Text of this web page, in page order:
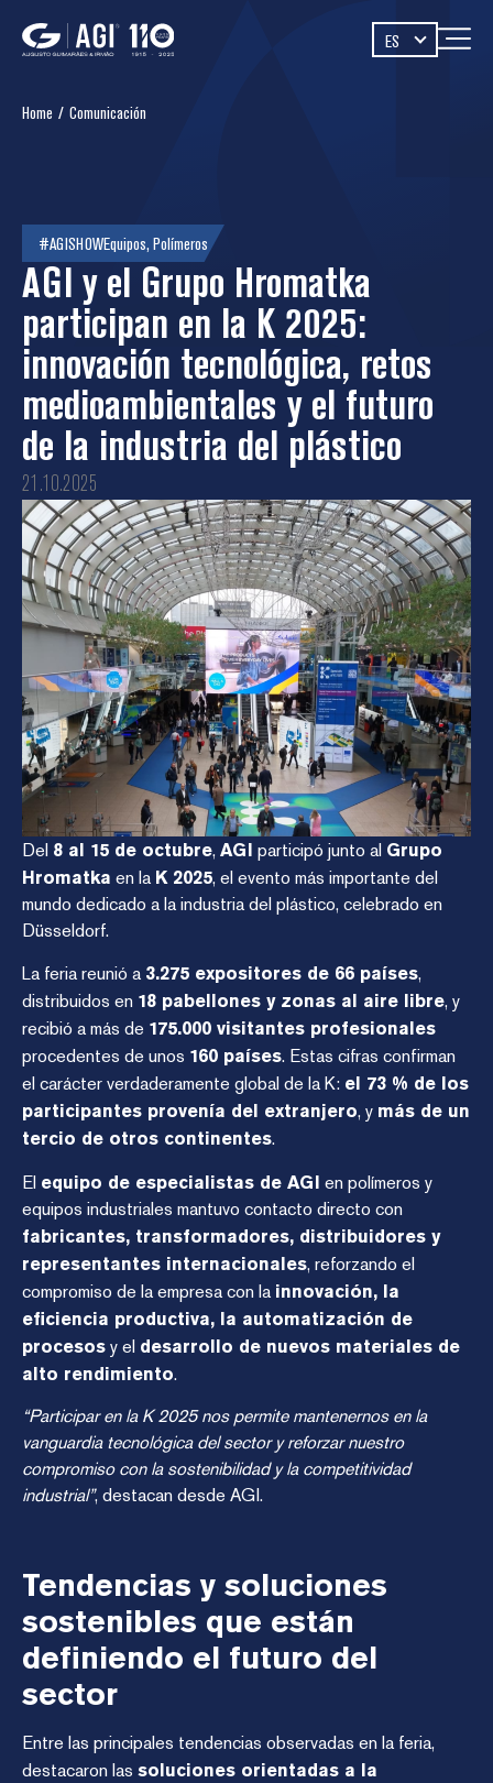
ES
Home / Comunicación
#AGISHOWEquipos, Polímeros
AGI y el Grupo Hromatka
participan en la K 2025:
innovación tecnológica, retos
medioambientales y el futuro
de la industria del plástico
21.10.2025
Del 8 al 15 de octubre, AGI participó junto al Grupo
Hromatka en la K 2025, el evento más importante del
mundo dedicado a la industria del plástico, celebrado en
Düsseldorf.
La feria reunió a 3.275 expositores de 66 países,
distribuidos en 18 pabellones y zonas al aire libre, y
recibió a más de 175.000 visitantes profesionales
procedentes de unos 160 países. Estas cifras confirman
el carácter verdaderamente global de la K: el 73 % de los
participantes provenía del extranjero, y más de un
tercio de otros continentes.
El equipo de especialistas de AGI en polímeros y
equipos industriales mantuvo contacto directo con
fabricantes, transformadores, distribuidores y
representantes internacionales, reforzando el
compromiso de la empresa con la innovación, la
eficiencia productiva, la automatización de
procesos y el desarrollo de nuevos materiales de
alto rendimiento.
“Participar en la K 2025 nos permite mantenernos en la
vanguardia tecnológica del sector y reforzar nuestro
compromiso con la sostenibilidad y la competitividad
industrial”, destacan desde AGI.
Tendencias y soluciones
sostenibles que están
definiendo el futuro del
sector
Entre las principales tendencias observadas en la feria,
destacaron las soluciones orientadas a la